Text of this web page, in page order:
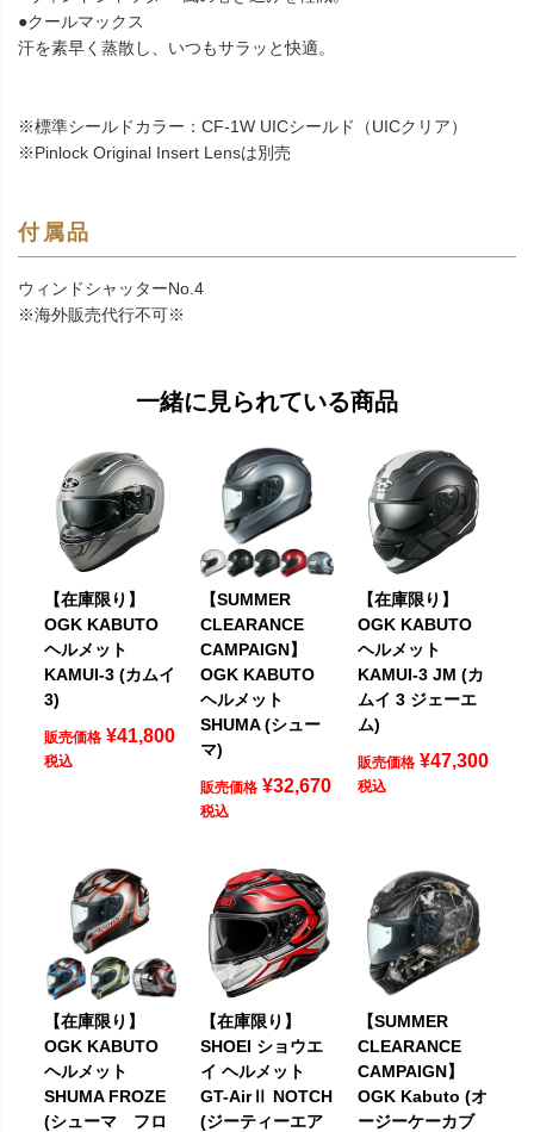
●クールマックス
汗を素早く蒸散し、いつもサラッと快適。
※標準シールドカラー：CF-1W UICシールド（UICクリア）
※Pinlock Original Insert Lensは別売
付属品
ウィンドシャッターNo.4
※海外販売代行不可※
一緒に見られている商品
【在庫限り】
OGK KABUTO
ヘルメット
KAMUI-3 (カムイ
3)
販売価格 ¥41,800
税込
【SUMMER
CLEARANCE
CAMPAIGN】
OGK KABUTO
ヘルメット
SHUMA (シュー
マ)
販売価格 ¥32,670
税込
【在庫限り】
OGK KABUTO
ヘルメット
KAMUI-3 JM (カ
ムイ 3 ジェーエ
ム)
販売価格 ¥47,300
税込
【在庫限り】
OGK KABUTO
ヘルメット
SHUMA FROZE
(シューマ フロ
【在庫限り】
SHOEI ショウエ
イ ヘルメット
GT-AirⅡ NOTCH
(ジーティーエア
【SUMMER
CLEARANCE
CAMPAIGN】
OGK Kabuto (オ
ージーケーカブ